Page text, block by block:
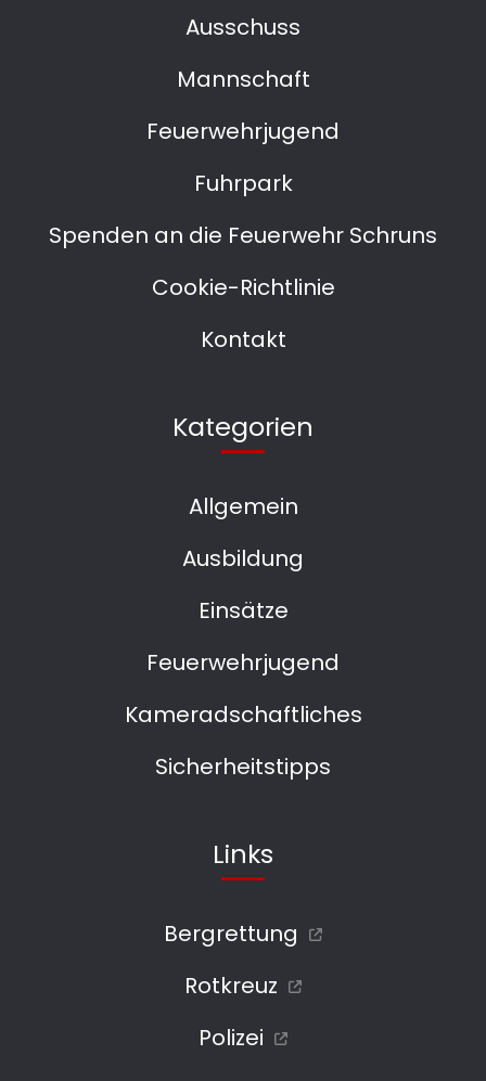
Ausschuss
Mannschaft
Feuerwehrjugend
Fuhrpark
Spenden an die Feuerwehr Schruns
Cookie-Richtlinie
Kontakt
Kategorien
Allgemein
Ausbildung
Einsätze
Feuerwehrjugend
Kameradschaftliches
Sicherheitstipps
Links
Bergrettung
Rotkreuz
Polizei